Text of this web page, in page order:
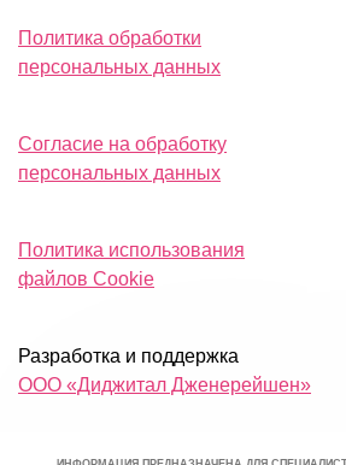
Политика обработки
персональных данных
Согласие на обработку
персональных данных
Политика использования
файлов Cookie
Разработка и поддержка
ООО «Диджитал Дженерейшен»